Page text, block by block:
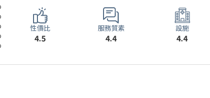
性價比
4.5
服務質素
4.4
設施
4.4